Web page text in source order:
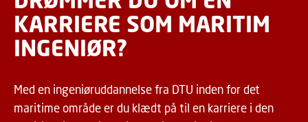
KARRIERE SOM MARITIM
INGENIØR?
Med en ingeniøruddannelse fra DTU inden for det
maritime område er du klædt på til en karriere i den